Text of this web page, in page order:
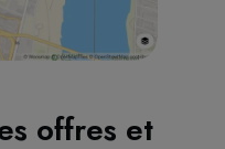
offres et